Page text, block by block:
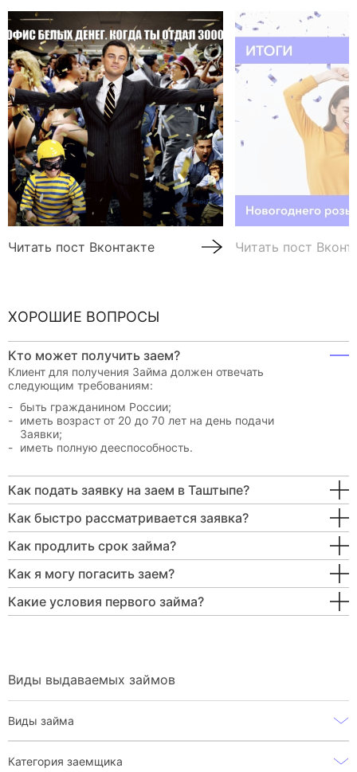
Читать пост Вконтакте Читать пост
ХОРОШИЕ ВОПРОСЫ
Кто может получить заем?
Клиент для получения Займа должен отвечать
следующим требованиям:
быть гражданином России;
иметь возраст от 20 до 70 лет на день подачи
Заявки;
иметь полную дееспособность.
Как подать заявку на заем в Таштыпе?
Как быстро рассматривается заявка?
Как продлить срок займа?
Как я могу погасить заем?
Какие условия первого займа?
Виды выдаваемых займов
Виды займа
Категория заемщика